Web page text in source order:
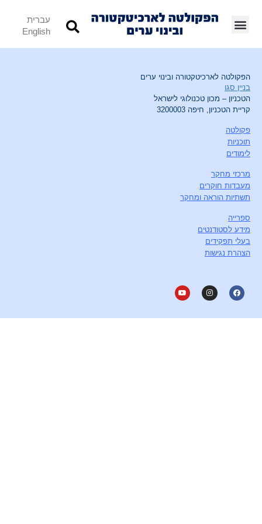
עברית
English
הפקולטה לארכיטקטורה ובינוי ערים
בניין סגו
הטכניון – מכון טכנולוגי לישראל
קריית הטכניון, חיפה 3200003
פקולטה
תוכניות
לימודים
מרכזי מחקר
מעבדות חוקרים
תשתיות הוראה ומחקר
ספרייה
מידע לסטודנטים
בעלי תפקידים
הצהרת נגישות